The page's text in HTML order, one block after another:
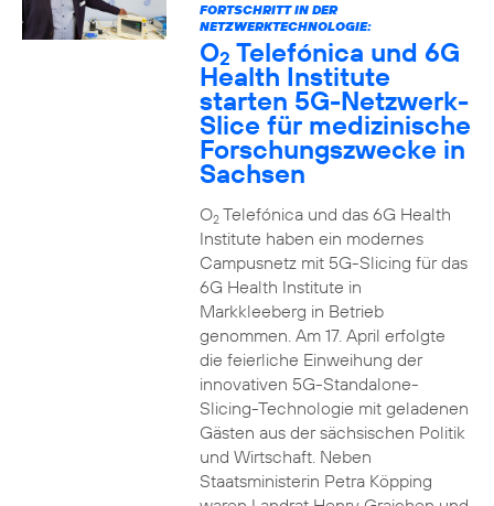
FORTSCHRITT IN DER
NETZWERKTECHNOLOGIE:
O2 Telefónica und 6G
Health Institute
starten 5G-Netzwerk-
Slice für medizinische
Forschungszwecke in
Sachsen
O2Telefónica und das 6G Health
Institute haben ein modernes
Campusnetz mit 5G-Slicing für das
6G Health Institute in
Markkleeberg in Betrieb
genommen. Am 17. April erfolgte
die feierliche Einweihung der
innovativen 5G-Standalone-
Slicing-Technologie mit geladenen
Gästen aus der sächsischen Politik
und Wirtschaft. Neben
Staatsministerin Petra Köpping